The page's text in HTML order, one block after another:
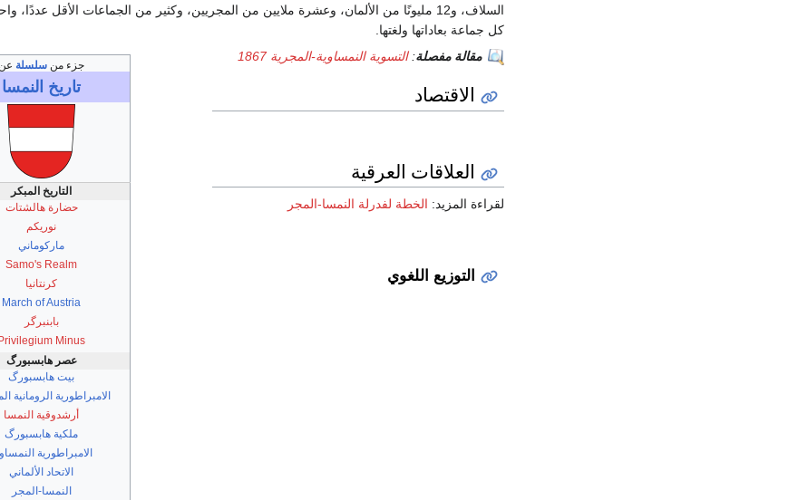
السلاف، و12 مليونًا من الألمان، وعشرة ملايين من المجريين، وكثير من الجماعات الأقل عددًا،
كل جماعة بعاداتها ولغتها.
جزء من سلسلة عن
تاريخ النمسا
التاريخ المبكر
حضارة هالشتات
نوريكم
ماركوماني
Samo's Realm
كرنتانيا
March of Austria
بابنبرگر
Privilegium Minus
عصر هابسبورگ
بيت هابسبورگ
الامبراطورية الرومانية
أرشدوقية النمسا
ملكية هابسبورگ
الامبراطورية
الاتحاد الألماني
النمسا-المجر
مقالة مفصلة:التسوية النمساوية-المجرية 1867
الاقتصاد
العلاقات العرقية
لقراءة المزيد: الخطة لفدرلة النمسا-المجر
التوزيع اللغوي